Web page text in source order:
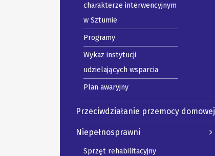
charakterze interwencyjnym
w Sztumie
Programy
Wykaz instytucji
udzielających wsparcia
Plan awaryjny
Przeciwdziałanie przemocy domowej
Niepełnosprawni
Sprzęt rehabilitacyjny